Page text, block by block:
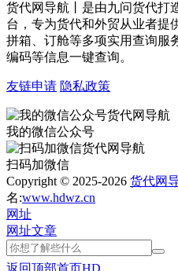
货代网导航丨是由九问货代打
台，专为货代和外贸从业者提
拼箱、订舱等多项实用查询服
编码等信息一键查询。
友链申请 隐私政策
我的微信公众号
扫码加微信
Copyright © 2025-2026 货代网
名:www.hdwz.cn
网址
网址文章